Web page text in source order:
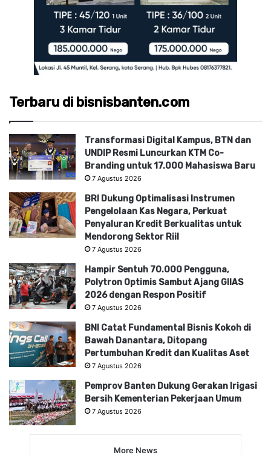
Terbaru di bisnisbanten.com
Transformasi Digital Kampus, BTN dan
UNDIP Resmi Luncurkan KTM Co-
Branding untuk 17.000 Mahasiswa Baru
7 Agustus 2026
BRI Dukung Optimalisasi Instrumen
Pengelolaan Kas Negara, Perkuat
Penyaluran Kredit Berkualitas untuk
Mendorong Sektor Riil
7 Agustus 2026
Hampir Sentuh 70.000 Pengguna,
Polytron Optimis Sambut Ajang GIIAS
2026 dengan Respon Positif
7 Agustus 2026
BNI Catat Fundamental Bisnis Kokoh di
Bawah Danantara, Ditopang
Pertumbuhan Kredit dan Kualitas Aset
7 Agustus 2026
Pemprov Banten Dukung Gerakan Irigasi
Bersih Kementerian Pekerjaan Umum
7 Agustus 2026
More News